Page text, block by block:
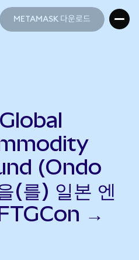
METAMASK 다운로드
(Ondo
(를) 일본 엔
→